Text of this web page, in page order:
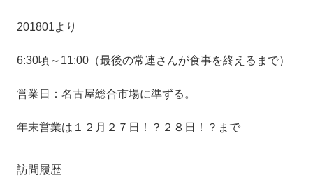
201801より
6:30頃～11:00（最後の常連さんが食事を終えるまで）
営業日：名古屋総合市場に準ずる。
年末営業は１２月２７日！？２８日！？まで
訪問履歴